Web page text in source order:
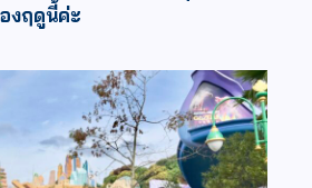
งฤดูนี้ค่ะ